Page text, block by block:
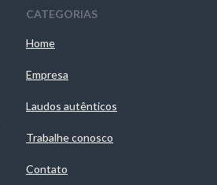
CATEGORIAS
Home
Empresa
Laudos autênticos
Trabalhe conosco
Contato